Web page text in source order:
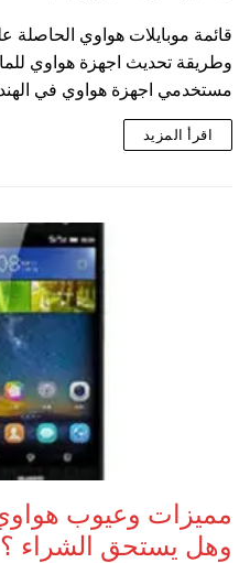
وطريقة تحديث اجهزة هواوي
مستخدمي اجهزة هواوي في
اقرأ المزيد
وهل يستحق الشراء ؟